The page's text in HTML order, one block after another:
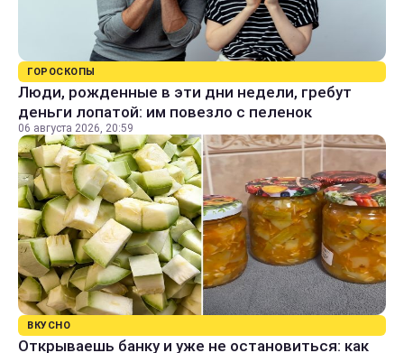
ГОРОСКОПЫ
Люди, рожденные в эти дни недели, гребут
деньги лопатой: им повезло с пеленок
06 августа 2026, 20:59
ВКУСНО
Открываешь банку и уже не остановиться: как